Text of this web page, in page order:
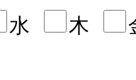
水 木